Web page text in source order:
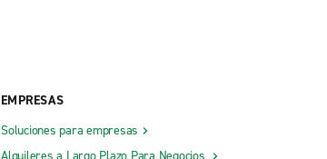
EMPRESAS
Soluciones para empresas